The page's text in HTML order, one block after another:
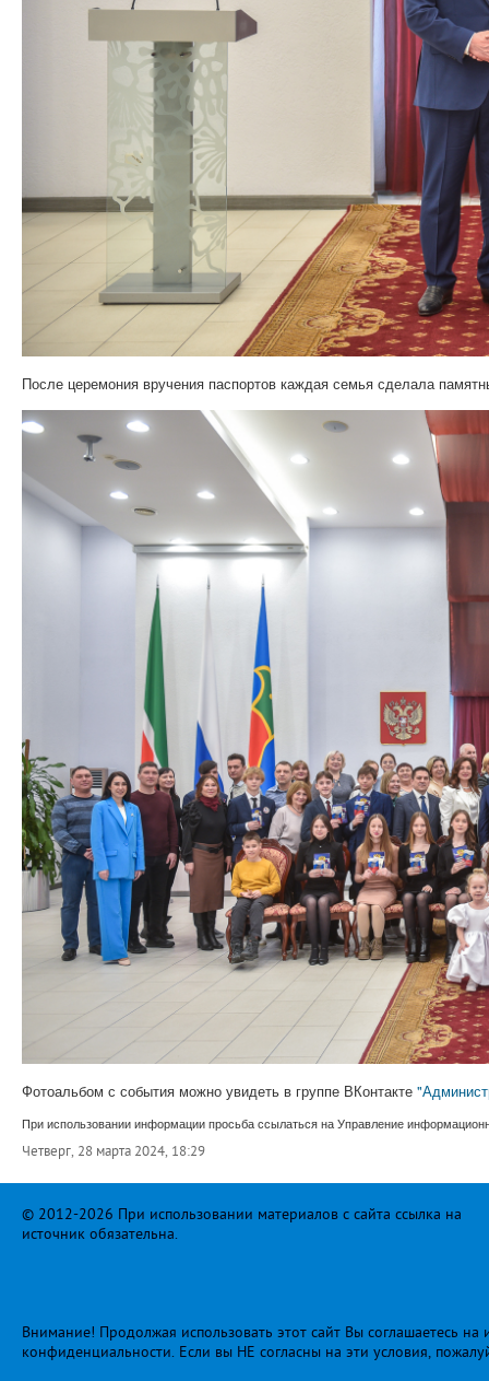
После церемония вручения паспортов каждая семья сделала
Фотоальбом с события можно увидеть в группе ВКонтакте
При использовании информации просьба ссылаться на Управление
Четверг, 28 марта 2024, 18:29
© 2012-2026 При использовании материалов с сайта ссылка на
источник обязательна.
Внимание! Продолжая использовать этот сайт Вы соглашаетесь
конфиденциальности . Если вы НЕ согласны на эти условия,